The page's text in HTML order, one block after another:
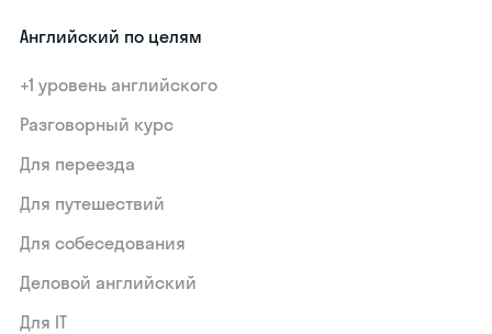
Английский по целям
+1 уровень английского
Разговорный курс
Для переезда
Для путешествий
Для собеседования
Деловой английский
Для IT